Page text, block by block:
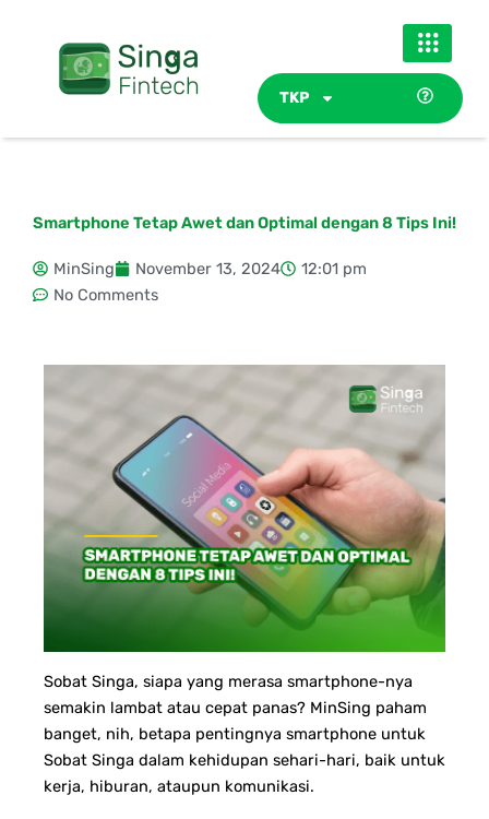
TKP
Smartphone Tetap Awet dan Optimal dengan 8 Tips Ini!
MinSing November 13, 2024
12:01 pm
No Comments
Sobat Singa, siapa yang merasa smartphone-nya
semakin lambat atau cepat panas? MinSing paham
banget, nih, betapa pentingnya smartphone untuk
Sobat Singa dalam kehidupan sehari-hari, baik untuk
kerja, hiburan, ataupun komunikasi.